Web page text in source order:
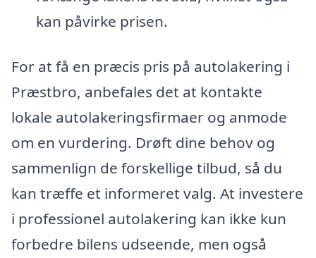
kan påvirke prisen.
For at få en præcis pris på autolakering i
Præstbro, anbefales det at kontakte
lokale autolakeringsfirmaer og anmode
om en vurdering. Drøft dine behov og
sammenlign de forskellige tilbud, så du
kan træffe et informeret valg. At investere
i professionel autolakering kan ikke kun
forbedre bilens udseende, men også